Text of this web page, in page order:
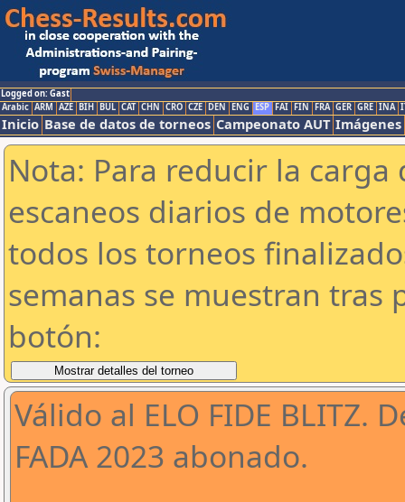
Logged on: Gast
Arabic ARM AZE BIH BUL CAT CHN CRO CZE DEN ENG ESP FAI FIN FRA GER GRE INA
Inicio Base de datos de torneos Campeonato AUT Imágenes
Nota: Para reducir la
escaneos diarios de
todos los torneos
semanas se muestran tras
botón:
Válido al ELO FIDE BLITZ.
FADA 2023 abonado.